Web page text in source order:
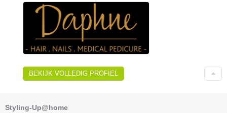
BEKIJK VOLLEDIG PROFIEL
Styling-Up@home